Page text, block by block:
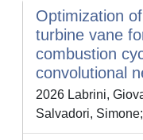
Optimization
turbine vane
combustion
convolutional
2026 Labrini,
Salvadori,